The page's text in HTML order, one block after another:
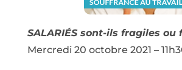
SALARIÉS sont-ils fragiles ou
Mercredi 20 octobre 2021 –